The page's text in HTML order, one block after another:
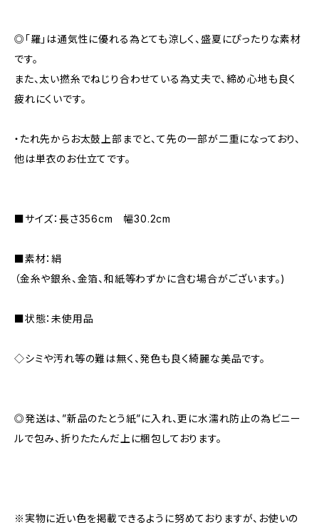
◎「羅」は通気性に優れる為とても涼しく、盛夏にぴったりな素材
です。
また、太い撚糸でねじり合わせている為丈夫で、締め心地も良く
疲れにくいです。
・たれ先からお太鼓上部までと、て先の一部が二重になっており、
他は単衣のお仕立てです。
■サイズ：長さ356cm 幅30.2cm
■素材：絹
（金糸や銀糸、金箔、和紙等わずかに含む場合がございます。)
■状態：未使用品
◇シミや汚れ等の難は無く、発色も良く綺麗な美品です。
◎発送は、”新品のたとう紙”に入れ、更に水濡れ防止の為ビニー
ルで包み、折りたたんだ上に梱包しております。
※実物に近い色を掲載できるように努めておりますが、お使いの